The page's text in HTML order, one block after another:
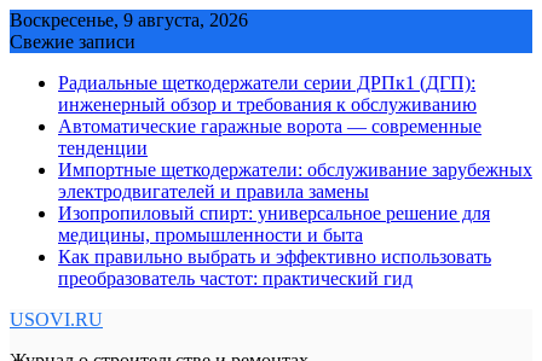
Skip
to
Воскресенье, 9 августа, 2026
Свежие записи
Радиальные щеткодержатели серии ДРПк1 (ДГП):
инженерный обзор и требования к обслуживанию
Автоматические гаражные ворота — современные
тенденции
Импортные щеткодержатели: обслуживание зарубежных
электродвигателей и правила замены
Изопропиловый спирт: универсальное решение для
медицины, промышленности и быта
Как правильно выбрать и эффективно использовать
преобразователь частот: практический гид
USOVI.RU